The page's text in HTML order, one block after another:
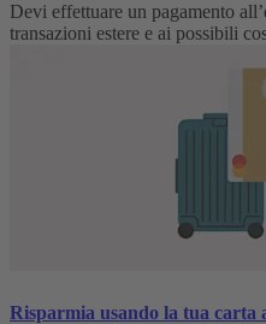
Devi effettuare un pagamento
transazioni estere e ai possibili
Risparmia usando la tua carta